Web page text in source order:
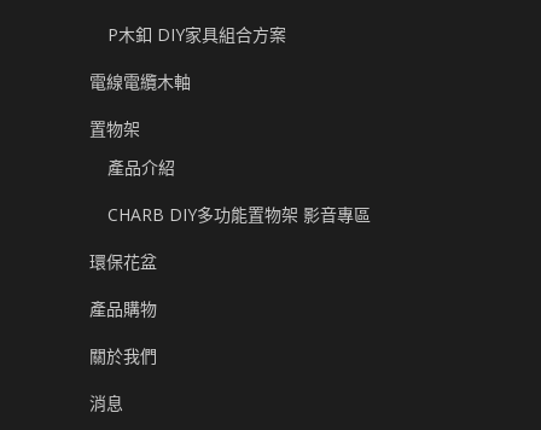
P木釦 DIY家具組合方案
電線電纜木軸
置物架
產品介紹
CHARB DIY多功能置物架 影音專區
環保花盆
產品購物
關於我們
消息